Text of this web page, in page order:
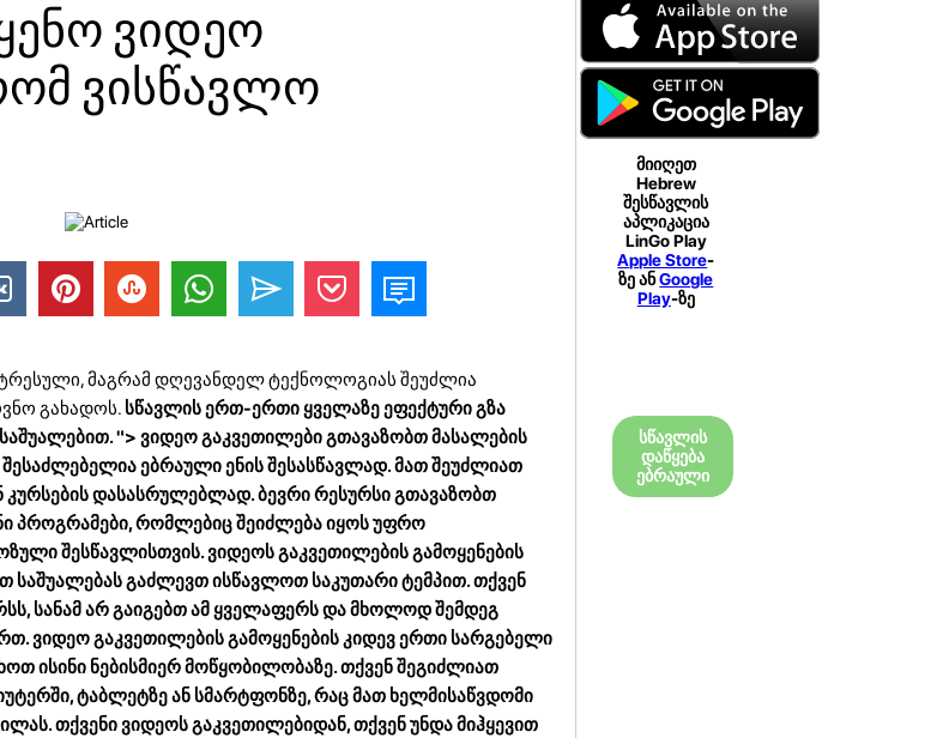
ვიდეო
ვისწავლო
მაგრამ დღევანდელ ტექნოლოგიას შეუძლია
გახადოს. სწავლის ერთ-ერთი ყველაზე ეფექტური გზა
"> ვიდეო გაკვეთილები გთავაზობთ მასალების
ებრაული ენის შესასწავლად. მათ შეუძლიათ
დასასრულებლად. ბევრი რესურსი გთავაზობთ
პროგრამები, რომლებიც შეიძლება იყოს უფრო
შესწავლისთვის. ვიდეოს გაკვეთილების გამოყენების
საშუალებას გაძლევთ ისწავლოთ საკუთარი ტემპით. თქვენ
სანამ არ გაიგებთ ამ ყველაფერს და მხოლოდ შემდეგ
ვიდეო გაკვეთილების გამოყენების კიდევ ერთი სარგებელი
ისინი ნებისმიერ მოწყობილობაზე. თქვენ შეგიძლიათ
ტაბლეტზე ან სმარტფონზე, რაც მათ ხელმისაწვდომი
თქვენი ვიდეოს გაკვეთილებიდან, თქვენ უნდა მიჰყევით
მიიღეთ
Hebrew
შესწავლის
აპლიკაცია
LinGo Play
Apple Store-
ზე ანGoogle
Play-ზე
სწავლის
დაწყება
ებრაული